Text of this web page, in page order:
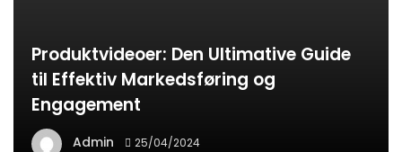
Produktvideoer: Den Ultimative Guide
til Effektiv Markedsføring og
Engagement
Admin 25/04/2024